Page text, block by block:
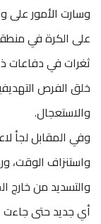
وسارت الأمور على
على الكرة في
ثغرات في دفاعات
خلق الفرص
والاستعجال.
وفي المقابل لجأ
واستنزاف الوقت،
والتسديد من خارج